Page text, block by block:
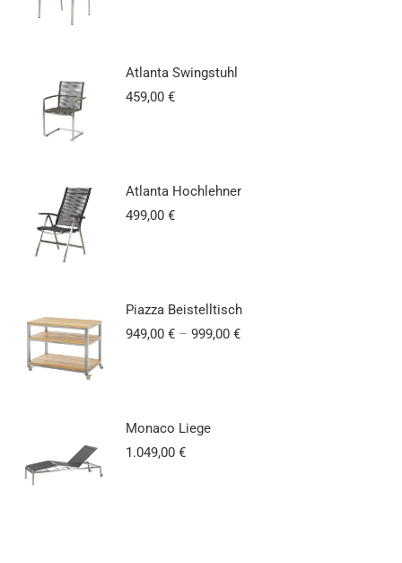
Atlanta Swingstuhl
459,00 €
Atlanta Hochlehner
499,00 €
Piazza Beistelltisch
949,00 € – 999,00 €
Monaco Liege
1.049,00 €